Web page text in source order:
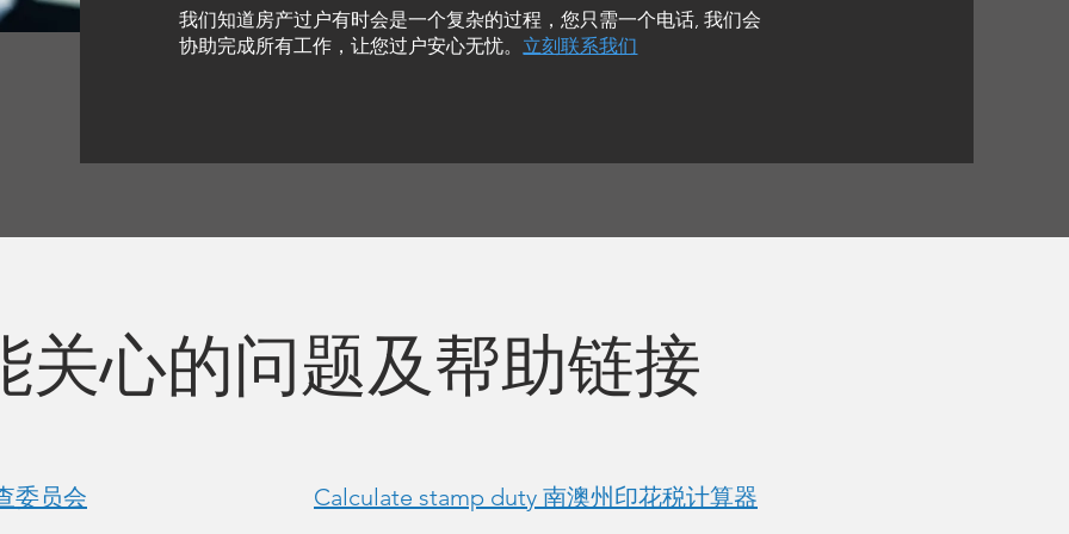
我们知道房产过户有时会是一个复杂的过程，您只需一个电话, 我们会
协助完成所有工作，让您过户安心无忧。 立刻联系我们
关心的问题及帮助链接
委员会 Calculate stamp duty 南澳州印花税计算器